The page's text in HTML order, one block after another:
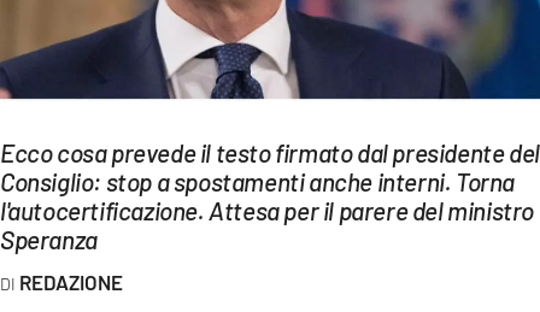
LAC NETWORK
LAC ONAIR
LaC
Ecco cosa prevede il testo firmato dal presidente del
Consiglio: stop a spostamenti anche interni. Torna
l'autocertificazione. Attesa per il parere del ministro
Speranza
REDAZIONE